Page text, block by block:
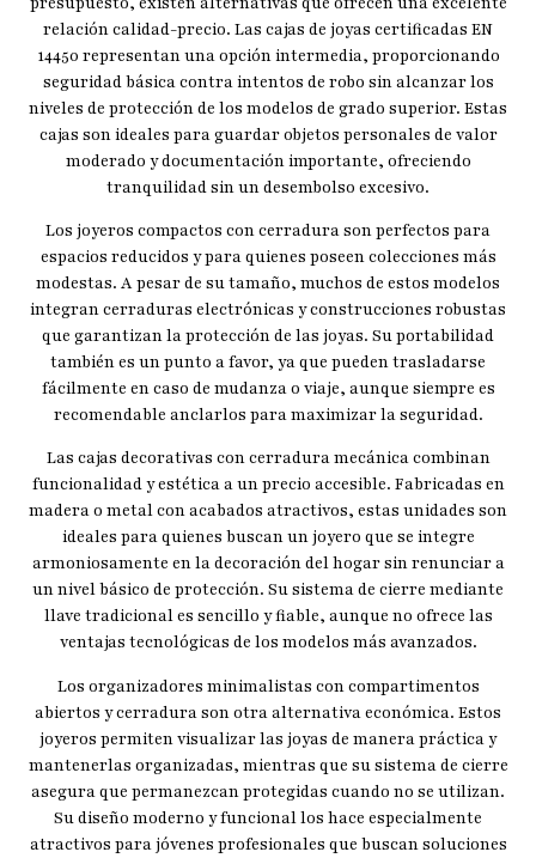
relación calidad-precio. Las cajas de joyas certificadas EN
14450 representan una opción intermedia, proporcionando
seguridad básica contra intentos de robo sin alcanzar los
niveles de protección de los modelos de grado superior. Estas
cajas son ideales para guardar objetos personales de valor
moderado y documentación importante, ofreciendo
tranquilidad sin un desembolso excesivo.
Los joyeros compactos con cerradura son perfectos para
espacios reducidos y para quienes poseen colecciones más
modestas. A pesar de su tamaño, muchos de estos modelos
integran cerraduras electrónicas y construcciones robustas
que garantizan la protección de las joyas. Su portabilidad
también es un punto a favor, ya que pueden trasladarse
fácilmente en caso de mudanza o viaje, aunque siempre es
recomendable anclarlos para maximizar la seguridad.
Las cajas decorativas con cerradura mecánica combinan
funcionalidad y estética a un precio accesible. Fabricadas en
madera o metal con acabados atractivos, estas unidades son
ideales para quienes buscan un joyero que se integre
armoniosamente en la decoración del hogar sin renunciar a
un nivel básico de protección. Su sistema de cierre mediante
llave tradicional es sencillo y fiable, aunque no ofrece las
ventajas tecnológicas de los modelos más avanzados.
Los organizadores minimalistas con compartimentos
abiertos y cerradura son otra alternativa económica. Estos
joyeros permiten visualizar las joyas de manera práctica y
mantenerlas organizadas, mientras que su sistema de cierre
asegura que permanezcan protegidas cuando no se utilizan.
Su diseño moderno y funcional los hace especialmente
atractivos para jóvenes profesionales que buscan soluciones